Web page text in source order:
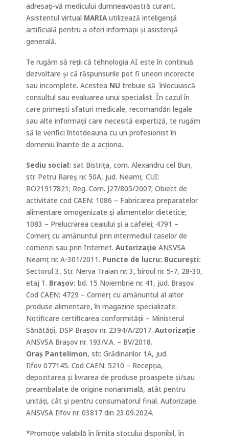
adresați-vă medicului dumneavoastră curant.
Asistentul virtual MARIAutilizează inteligență
artificială pentru a oferi informații și asistență
generală.
Te rugăm să reții că tehnologia AI este în continuă
dezvoltare și că răspunsurile pot fi uneori incorecte
sau incomplete. Acestea NU trebuie să înlocuiască
consultul sau evaluarea unui specialist. În cazul în
care primești sfaturi medicale, recomandări legale
sau alte informații care necesită expertiză, te rugăm
să le verifici întotdeauna cu un profesionist în
domeniu înainte de a acționa.
Sediu social: sat Bistrița, com. Alexandru cel Bun,
str. Petru Rareș nr. 50A, jud. Neamț. CUI:
RO21917821; Reg. Com. J27/805/2007; Obiect de
activitate cod CAEN: 1086 – Fabricarea preparatelor
alimentare omogenizate și alimentelor dietetice;
1083 – Prelucrarea ceaiului și a cafelei; 4791 –
Comerţ cu amănuntul prin intermediul caselor de
comenzi sau prin Internet. Autorizație ANSVSA
Neamț nr. A-301/2011. Puncte de lucru: Bucureşti:
Sectorul 3, Str. Nerva Traian nr. 3, biroul nr. 5-7, 28-30,
etaj 1. Braşov: bd. 15 Noiembrie nr. 41, jud. Braşov.
Cod CAEN: 4729 – Comerț cu amănuntul al altor
produse alimentare, în magazine specializate.
Notificare certificarea conformității – Ministerul
Sănătății, DSP Brașov nr. 2394/A/2017. Autorizație
ANSVSA Brașov nr. 193/V.A. – BV/2018.
Oraș Pantelimon, str. Grădinarilor 1A, jud.
Ilfov 077145. Cod CAEN: 5210 – Recepția,
depozitarea și livrarea de produse proaspete și/sau
preambalate de origine nonanimală, atât pentru
unități, cât și pentru consumatorul final. Autorizație
ANSVSA Ilfov nr. 03817 din 23.09.2024.
*Promoție valabilă în limita stocului disponibil, în